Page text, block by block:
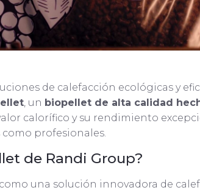
de calefacción ecológicas y
, un biopellet de alta calidad
calorífico y su rendimiento
profesionales.
de Randi Group?
como una solución innovadora de